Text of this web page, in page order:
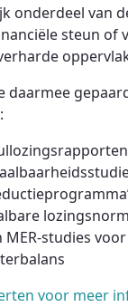
onderdeel van
steun of
daarmee
MER-studies
voor meer